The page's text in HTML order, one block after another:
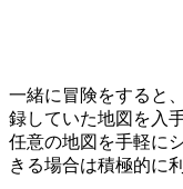
一緒に冒険をすると
録していた地図を入
任意の地図を手軽に
きる場合は積極的に